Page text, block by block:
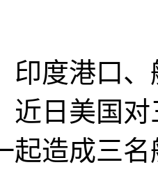
度港口、
近日美国
起造成三